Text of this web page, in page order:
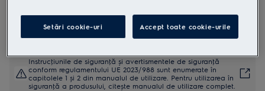
Instrucţiunile de siguranţă și avertismentele de siguranţă
conform regulamentului UE 2023/988 sunt enumerate în
capitolele 1 și 2 din manualul de utilizare. Pentru utilizarea în
siguranţă a produsului, citește manualul de utilizare complet.
Setări cookie-uri Accept toate cookie-urile